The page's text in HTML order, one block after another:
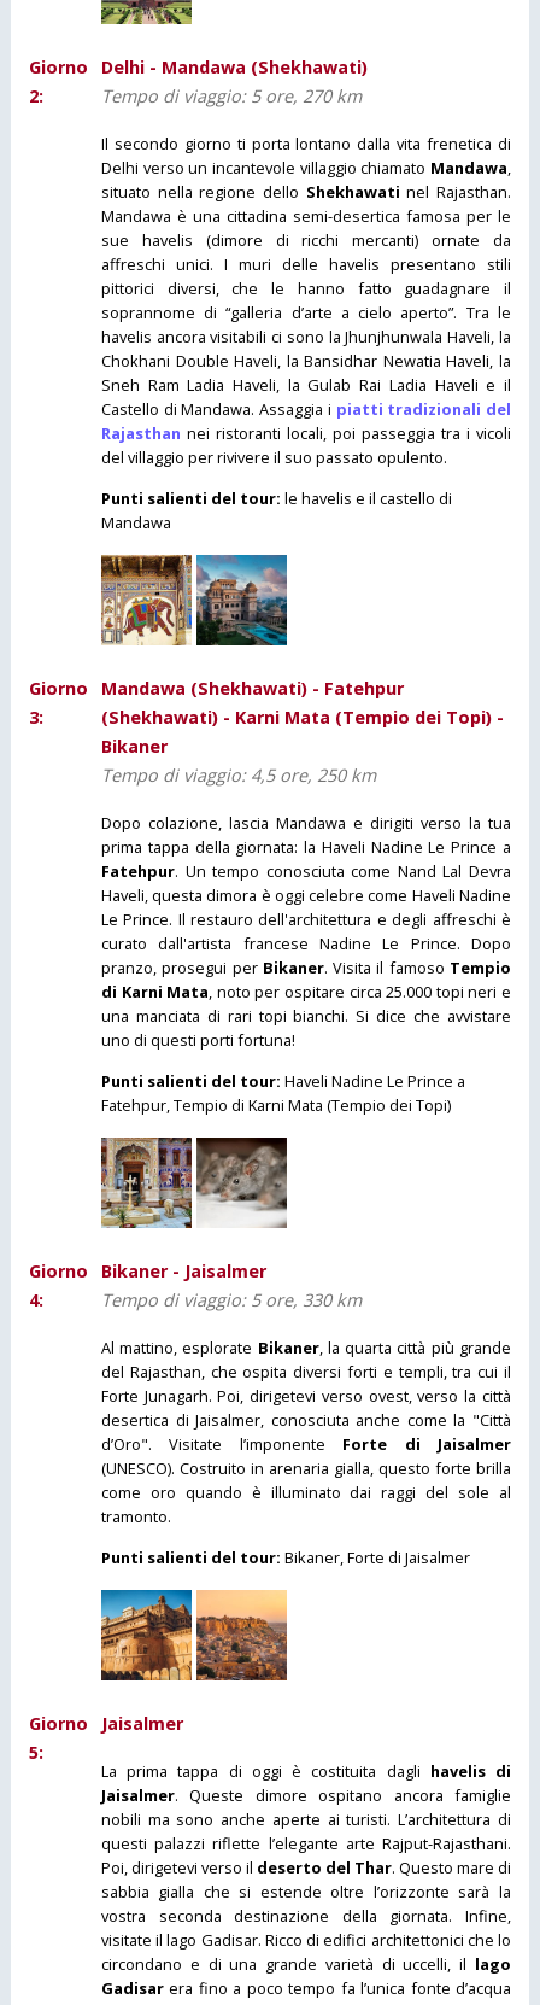
Giorno
2:
Delhi - Mandawa (Shekhawati)
Tempo di viaggio: 5 ore, 270 km
Il secondo giorno ti porta lontano dalla vita frenetica di
Delhi verso un incantevole villaggio chiamato Mandawa,
situato nella regione dello Shekhawati nel Rajasthan.
Mandawa è una cittadina semi-desertica famosa per le
sue havelis (dimore di ricchi mercanti) ornate da
affreschi unici. I muri delle havelis presentano stili
pittorici diversi, che le hanno fatto guadagnare il
soprannome di “galleria d’arte a cielo aperto”. Tra le
havelis ancora visitabili ci sono la Jhunjhunwala Haveli, la
Chokhani Double Haveli, la Bansidhar Newatia Haveli, la
Sneh Ram Ladia Haveli, la Gulab Rai Ladia Haveli e il
Castello di Mandawa. Assaggia i piatti tradizionali del
Rajasthan nei ristoranti locali, poi passeggia tra i vicoli
del villaggio per rivivere il suo passato opulento.
Punti salienti del tour: le havelis e il castello di
Mandawa
Giorno
3:
Mandawa (Shekhawati) - Fatehpur
(Shekhawati) - Karni Mata (Tempio dei Topi) -
Bikaner
Tempo di viaggio: 4,5 ore, 250 km
Dopo colazione, lascia Mandawa e dirigiti verso la tua
prima tappa della giornata: la Haveli Nadine Le Prince a
Fatehpur. Un tempo conosciuta come Nand Lal Devra
Haveli, questa dimora è oggi celebre come Haveli Nadine
Le Prince. Il restauro dell'architettura e degli affreschi è
curato dall'artista francese Nadine Le Prince. Dopo
pranzo, prosegui per Bikaner. Visita il famoso Tempio
di Karni Mata, noto per ospitare circa 25.000 topi neri e
una manciata di rari topi bianchi. Si dice che avvistare
uno di questi porti fortuna!
Punti salienti del tour: Haveli Nadine Le Prince a
Fatehpur, Tempio di Karni Mata (Tempio dei Topi)
Giorno
4:
Bikaner - Jaisalmer
Tempo di viaggio: 5 ore, 330 km
Al mattino, esplorate Bikaner, la quarta città più grande
del Rajasthan, che ospita diversi forti e templi, tra cui il
Forte Junagarh. Poi, dirigetevi verso ovest, verso la città
desertica di Jaisalmer, conosciuta anche come la "Città
d’Oro". Visitate l’imponente Forte di Jaisalmer
(UNESCO). Costruito in arenaria gialla, questo forte brilla
come oro quando è illuminato dai raggi del sole al
tramonto.
Punti salienti del tour: Bikaner, Forte di Jaisalmer
Giorno
5:
Jaisalmer
La prima tappa di oggi è costituita dagli havelis di
Jaisalmer. Queste dimore ospitano ancora famiglie
nobili ma sono anche aperte ai turisti. L’architettura di
questi palazzi riflette l’elegante arte Rajput-Rajasthani.
Poi, dirigetevi verso il deserto del Thar. Questo mare di
sabbia gialla che si estende oltre l’orizzonte sarà la
vostra seconda destinazione della giornata. Infine,
visitate il lago Gadisar. Ricco di edifici architettonici che lo
circondano e di una grande varietà di uccelli, il lago
Gadisarera fino a poco tempo fa l’unica fonte d’acqua